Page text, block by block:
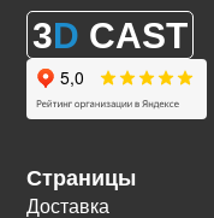
3D CAST
Страницы
Доставка